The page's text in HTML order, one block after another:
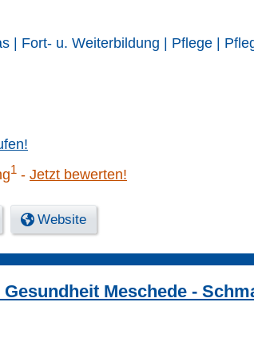
| Fort- u. Weiterbildung | Pflege |
1 Jetzt bewerten!
Website
Meschede -